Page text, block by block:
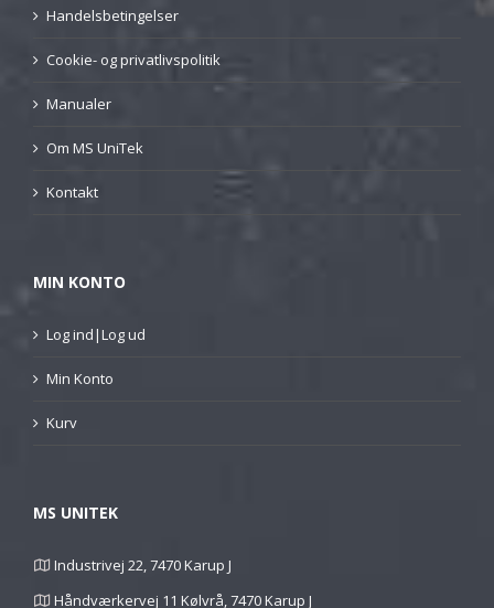
Handelsbetingelser
Cookie- og privatlivspolitik
Manualer
Om MS UniTek
Kontakt
MIN KONTO
Log ind|Log ud
Min Konto
Kurv
MS UNITEK
Industrivej 22, 7470 Karup J
Håndværkervej 11 Kølvrå, 7470 Karup J